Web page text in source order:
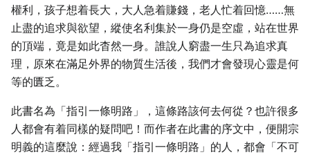
權利，孩子想着長大，大人急着賺錢，老人忙着回憶……無
止盡的追求與欲望，縱使名利集於一身仍是空虛，站在世界
的頂端，竟是如此杳然一身。誰說人窮盡一生只為追求真
理，原來在滿足外界的物質生活後，我們才會發現心靈是何
等的匱乏。
此書名為「指引一條明路」，這條路該何去何從？也許很多
人都會有着同樣的疑問吧！而作者在此書的序文中，便開宗
明義的這麼說：經過我「指引一條明路」的人，都會「不可